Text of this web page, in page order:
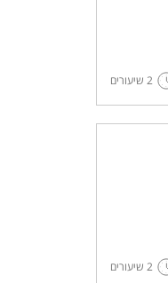
2 שיעורים
2 שיעורים